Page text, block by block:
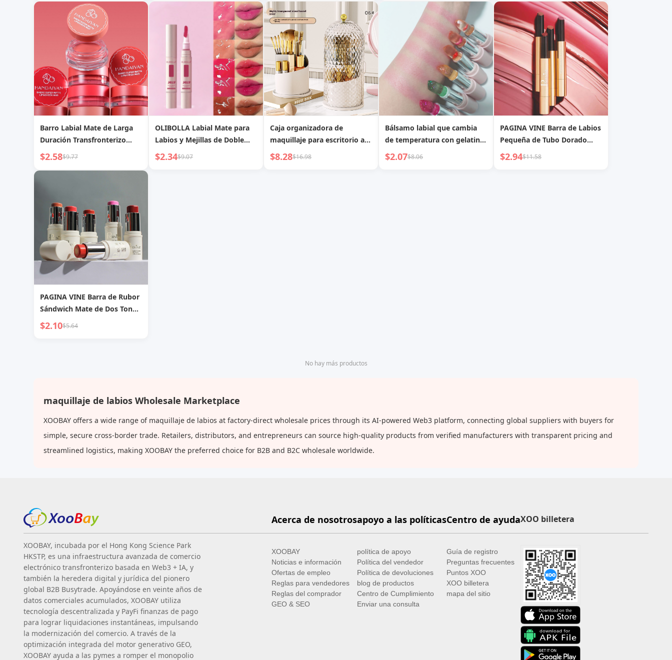
Cambio de Color Fabricante
Labios Exclusivo
Transfronterizo
Mate de Barro, Brillo Labial
Mate
Barro Labial Mate de Larga
Duración Transfronterizo
Handaiyan, Larga Duración,
Impermeable, Doble Uso
$2.58$9.77
OLIBOLLA Labial Mate para
Labios y Mejillas de Doble
Uso para Estudiantes con
Bajo Presupuesto, Brillo de
$2.34$9.07
Caja organizadora de
maquillaje para escritorio a
prueba de polvo, soporte
para lápiz labial, organizador
$8.28$16.98
Bálsamo labial que cambia
de temperatura con gelatina
de cristal popular Mirsist, a
prueba de polvo, lámina de
$2.07$8.06
PAGINA VINE Barra de Labios
Pequeña de Tubo Dorado
Transfronteriza, Hidratante,
Larga Duración,
$2.94$11.58
PAGINA VINE Barra de Rubor
Sándwich Mate de Dos Tonos
Transfronteriza, Rubor
Natural Hidratante, Crema
$2.10$5.64
No hay más productos
maquillaje de labios Wholesale Marketplace
XOOBAY offers a wide range of maquillaje de labios at factory-direct wholesale prices through its AI-powered Web3 platform, connecting global suppliers with buyers for
simple, secure cross-border trade. Retailers, distributors, and entrepreneurs can source high-quality products from verified manufacturers with transparent pricing and
streamlined logistics, making XOOBAY the preferred choice for B2B and B2C wholesale worldwide.
XOOBAY, incubada por el Hong Kong Science Park
HKSTP, es una infraestructura avanzada de comercio
electrónico transfronterizo basada en Web3 + IA, y
también la heredera digital y jurídica del pionero
global B2B Busytrade. Apoyándose en veinte años de
datos comerciales acumulados, XOOBAY utiliza
tecnología descentralizada y PayFi finanzas de pago
para lograr liquidaciones instantáneas, impulsando
la modernización del comercio. A través de la
optimización integrada del motor generativo GEO,
XOOBAY ayuda a las pymes a romper el monopolio
Acerca de nosotros
XOOBAY
Noticias e información
Ofertas de empleo
Reglas para vendedores
Reglas del comprador
GEO & SEO
apoyo a las políticas
política de apoyo
Política del vendedor
Política de devoluciones
blog de productos
Centro de Cumplimiento
Enviar una consulta
Centro de ayuda
Guía de registro
Preguntas frecuentes
Puntos XOO
XOO billetera
mapa del sitio
XOO billetera